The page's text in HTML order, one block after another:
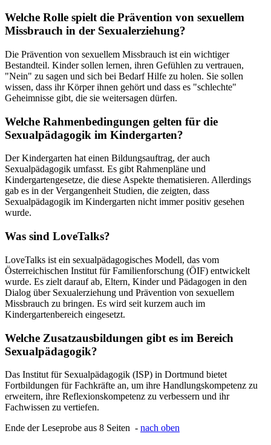
Welche Rolle spielt die Prävention von sexuellem
Missbrauch in der Sexualerziehung?
Die Prävention von sexuellem Missbrauch ist ein wichtiger
Bestandteil. Kinder sollen lernen, ihren Gefühlen zu vertrauen,
"Nein" zu sagen und sich bei Bedarf Hilfe zu holen. Sie sollen
wissen, dass ihr Körper ihnen gehört und dass es "schlechte"
Geheimnisse gibt, die sie weitersagen dürfen.
Welche Rahmenbedingungen gelten für die
Sexualpädagogik im Kindergarten?
Der Kindergarten hat einen Bildungsauftrag, der auch
Sexualpädagogik umfasst. Es gibt Rahmenpläne und
Kindergartengesetze, die diese Aspekte thematisieren. Allerdings
gab es in der Vergangenheit Studien, die zeigten, dass
Sexualpädagogik im Kindergarten nicht immer positiv gesehen
wurde.
Was sind LoveTalks?
LoveTalks ist ein sexualpädagogisches Modell, das vom
Österreichischen Institut für Familienforschung (ÖIF) entwickelt
wurde. Es zielt darauf ab, Eltern, Kinder und Pädagogen in den
Dialog über Sexualerziehung und Prävention von sexuellem
Missbrauch zu bringen. Es wird seit kurzem auch im
Kindergartenbereich eingesetzt.
Welche Zusatzausbildungen gibt es im Bereich
Sexualpädagogik?
Das Institut für Sexualpädagogik (ISP) in Dortmund bietet
Fortbildungen für Fachkräfte an, um ihre Handlungskompetenz zu
erweitern, ihre Reflexionskompetenz zu verbessern und ihr
Fachwissen zu vertiefen.
Ende der Leseprobe aus 8 Seiten - nach oben